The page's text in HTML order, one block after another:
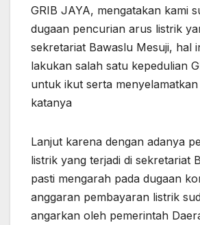
GRIB JAYA, mengatakan kami
dugaan pencurian arus listrik
sekretariat Bawaslu Mesuji, hal
lakukan salah satu kepedulian
untuk ikut serta
katanya
Lanjut karena dengan adanya
listrik yang terjadi di sekretariat
pasti mengarah pada dugaan
anggaran pembayaran listrik
angarkan oleh pemerintah